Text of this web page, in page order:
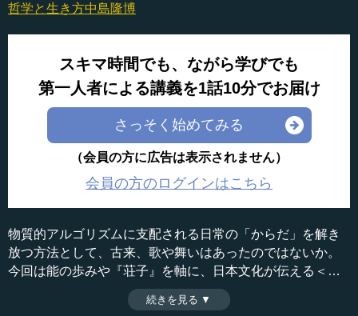
哲学と生き方中島隆博
スキマ時間でも、ながら学びでも
第一人者による講義を1話10分でお届け
さっそく始めてみる
（会員の方に広告は表示されません）
会員の方のログインはこちら
物質的アルゴリズムに支配される日常の「からだ」を解き
放つ方法として、古来、歌や舞いはあったのではないか。
今回は能の歩みや『荘子』を軸に、日本文化が伝える＜か
らだ＞を見直していく。（2019年2月14日開催日本ビジネ
ス協会JBCインタラクティブセミナー講演「世界の語り
続きを見る ▼